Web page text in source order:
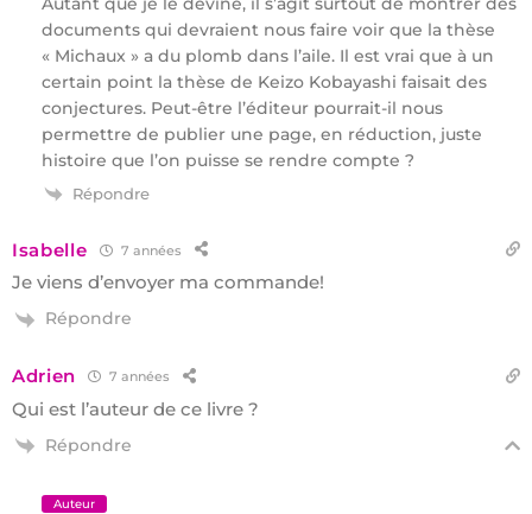
documents qui devraient nous faire voir que la thèse
« Michaux » a du plomb dans l’aile. Il est vrai que à un
certain point la thèse de Keizo Kobayashi faisait des
conjectures. Peut-être l’éditeur pourrait-il nous
permettre de publier une page, en réduction, juste
histoire que l’on puisse se rendre compte ?
Répondre
Isabelle 7 années
Je viens d’envoyer ma commande!
Répondre
Adrien 7 années
Qui est l’auteur de ce livre ?
Répondre
Auteur